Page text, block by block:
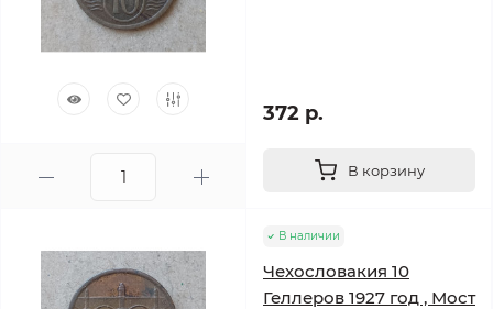
372 р.
В корзину
В наличии
Чехословакия 10
Геллеров 1927 год , Мост